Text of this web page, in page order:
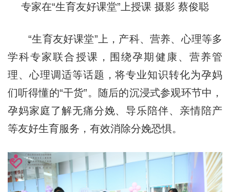
专家在“生育友好课堂”上授课 摄影 蔡俊聪
“生育友好课堂”上，产科、营养、心理等多
学科专家联合授课，围绕孕期健康、营养管
理、心理调适等话题，将专业知识转化为孕妈
们听得懂的“干货”。随后的沉浸式参观环节中，
孕妈家庭了解无痛分娩、导乐陪伴、亲情陪产
等友好生育服务，有效消除分娩恐惧。